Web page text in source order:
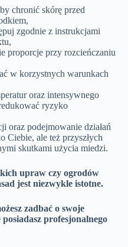
chronić skórę przed
zgodnie z instrukcjami
proporcje przy rozcieńczaniu
w korzystnych warunkach
oraz intensywnego
ryzyko
oraz podejmowanie działań
Ciebie, ale też przyszłych
skutkami użycia miedzi.
upraw czy ogrodów
jest niezwykle istotne.
zadbać o swoje
posiadasz profesjonalnego